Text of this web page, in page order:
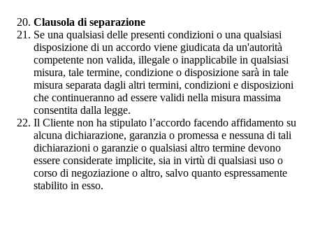
Clausola di separazione
Se una qualsiasi delle presenti condizioni o una qualsiasi
disposizione di un accordo viene giudicata da un'autorità
competente non valida, illegale o inapplicabile in qualsiasi
misura, tale termine, condizione o disposizione sarà in tale
misura separata dagli altri termini, condizioni e disposizioni
che continueranno ad essere validi nella misura massima
consentita dalla legge.
Il Cliente non ha stipulato l’accordo facendo affidamento su
alcuna dichiarazione, garanzia o promessa e nessuna di tali
dichiarazioni o garanzie o qualsiasi altro termine devono
essere considerate implicite, sia in virtù di qualsiasi uso o
corso di negoziazione o altro, salvo quanto espressamente
stabilito in esso.